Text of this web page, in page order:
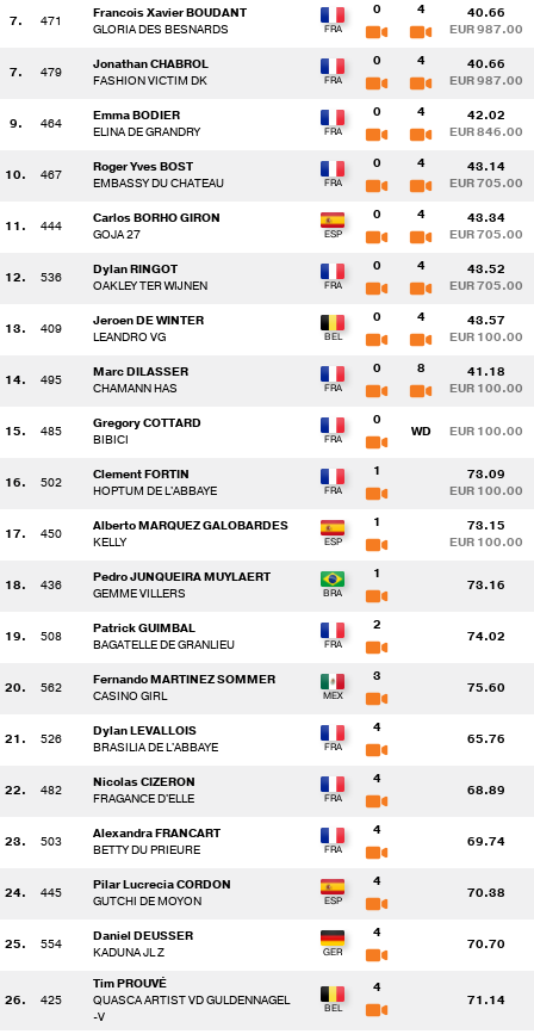
7. 471
Francois Xavier BOUDANT
GLORIA DES BESNARDS
0 4 40.66
EUR 987.00
7. 479
Jonathan CHABROL
FASHION VICTIM DK
0 4 40.66
EUR 987.00
9. 464
Emma BODIER
ELINA DE GRANDRY
0 4 42.02
EUR 846.00
10. 467
Roger Yves BOST
EMBASSY DU CHATEAU
0 4 43.14
EUR 705.00
11. 444
Carlos BORHO GIRON
GOJA 27
0 4 43.34
EUR 705.00
12. 536
Dylan RINGOT
OAKLEY TER WIJNEN
0 4 43.52
EUR 705.00
13. 409
Jeroen DE WINTER
LEANDRO VG
0 4 43.57
EUR 100.00
14. 495
Marc DILASSER
CHAMANN HAS
0 8 41.18
EUR 100.00
15. 485
Gregory COTTARD
BIBICI
0
WD EUR 100.00
16. 502
Clement FORTIN
HOPTUM DE L'ABBAYE
1 73.09
EUR 100.00
17. 450
Alberto MARQUEZ GALOBARDES
KELLY
1 73.15
EUR 100.00
18. 436
Pedro JUNQUEIRA MUYLAERT
GEMME VILLERS
1
73.16
19. 508
Patrick GUIMBAL
BAGATELLE DE GRANLIEU
2
74.02
20. 562
Fernando MARTINEZ SOMMER
CASINO GIRL
3
75.60
21. 526
Dylan LEVALLOIS
BRASILIA DE L'ABBAYE
4
65.76
22. 482
Nicolas CIZERON
FRAGANCE D'ELLE
4
68.89
23. 503
Alexandra FRANCART
BETTY DU PRIEURE
4
69.74
24. 445
Pilar Lucrecia CORDON
GUTCHI DE MOYON
4
70.38
25. 554
Daniel DEUSSER
KADUNA JL Z
4
70.70
26. 425
Tim PROUVÉ
QUASCA ARTIST VD GULDENNAGEL
-V
4
71.14